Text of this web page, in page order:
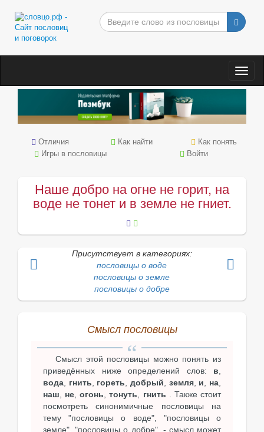
Отличия Как найти
Как понять
Игры в пословицы
Войти
Наше добро на огне не горит, на
воде не тонет и в земле не гниет.
Присутствует в категориях:
пословицы о воде
пословицы о земле
пословицы о добре
Смысл пословицы
Смысл этой пословицы можно понять из
приведённых ниже определений слов: в,
вода, гнить, гореть,добрый, земля, и, на,
наш, не,огонь,тонуть, гнить . Также стоит
посмотреть синонимичные пословицы на
тему "пословицы о воде", "пословицы о
земле", "пословицы о добре", - смысл может